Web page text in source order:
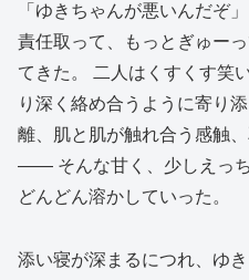
「ゆきちゃんが悪いんだぞ
責任取って、もっとぎゅー
てきた。 二人はくすくす笑
り深く絡め合うように寄り
離、肌と肌が触れ合う感触
—— そんな甘く、少しえっ
どんどん溶かしていった。
添い寝が深まるにつれ、ゆ